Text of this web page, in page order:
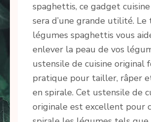
spaghettis, ce gadget
sera d’une grande utilité. Le
légumes spaghettis vous
enlever la peau de vos
ustensile de cuisine original
pratique pour tailler, râper
en spirale. Cet ustensile de
originale est excellent pour